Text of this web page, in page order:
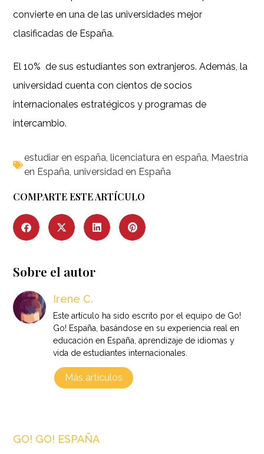
convierte en una de las universidades mejor
clasificadas de España.
El 10% de sus estudiantes son extranjeros. Además, la
universidad cuenta con cientos de socios
internacionales estratégicos y programas de
intercambio.
estudiar en españa ,licenciatura en españa Maestría
en España ,universidad en España
COMPARTE ESTE ARTÍCULO
Sobre el autor
Irene C.
Este artículo ha sido escrito por el equipo de Go!
Go! España, basándose en su experiencia real en
educación en España, aprendizaje de idiomas y
vida de estudiantes internacionales.
Más artículos
GO! GO! ESPAÑA